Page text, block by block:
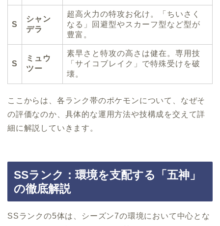
S
シャン
デラ
超高火力の特攻お化け。「ちいさく
なる」回避型やスカーフ型など型が
豊富。
S
ミュウ
ツー
素早さと特攻の高さは健在。専用技
「サイコブレイク」で特殊受けを破
壊。
ここからは、各ランク帯のポケモンについて、なぜそ
の評価なのか、具体的な運用方法や技構成を交えて詳
細に解説していきます。
SSランク：環境を支配する「五神」
の徹底解説
SSランクの5体は、シーズン7の環境において中心とな